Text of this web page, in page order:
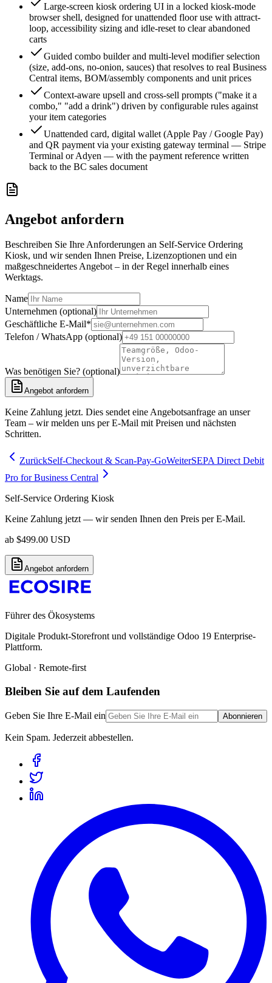
Large-screen kiosk ordering UI in a locked kiosk-mode
browser shell, designed for unattended floor use with attract-
loop, accessibility sizing and idle-reset to clear abandoned
carts
Guided combo builder and multi-level modifier selection
(size, add-ons, no-onion, sauces) that resolves to real Business
Central items, BOM/assembly components and unit prices
Context-aware upsell and cross-sell prompts ("make it a
combo," "add a drink") driven by configurable rules against
your item categories
Unattended card, digital wallet (Apple Pay / Google Pay)
and QR payment via your existing gateway terminal — Stripe
Terminal or Adyen — with the payment reference written
back to the BC sales document
Angebot anfordern
Beschreiben Sie Ihre Anforderungen an Self-Service Ordering
Kiosk, und wir senden Ihnen Preise, Lizenzoptionen und ein
maßgeschneidertes Angebot – in der Regel innerhalb eines
Werktags.
Name
Unternehmen (optional)
Geschäftliche E-Mail*
Telefon / WhatsApp (optional)
Was benötigen Sie? (optional)
Angebot anfordern
Keine Zahlung jetzt. Dies sendet eine Angebotsanfrage an unser
Team – wir melden uns per E-Mail mit Preisen und nächsten
Schritten.
ZurückSelf-Checkout & Scan-Pay-GoWeiterSEPA Direct Debit
Pro for Business Central
Self-Service Ordering Kiosk
Keine Zahlung jetzt — wir senden Ihnen den Preis per E-Mail.
ab $499.00 USD
Angebot anfordern
Führer des Ökosystems
Digitale Produkt-Storefront und vollständige Odoo 19 Enterprise-
Plattform.
Global · Remote-first
Bleiben Sie auf dem Laufenden
Geben Sie Ihre E-Mail ein Abonnieren
Kein Spam. Jederzeit abbestellen.